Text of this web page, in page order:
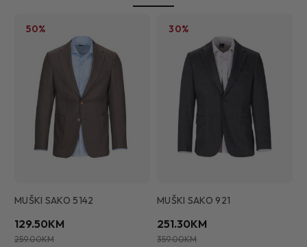
50%
MUŠKI SAKO 5142
129.50KM
259.00KM
30%
MUŠKI SAKO 921
251.30KM
359.00KM